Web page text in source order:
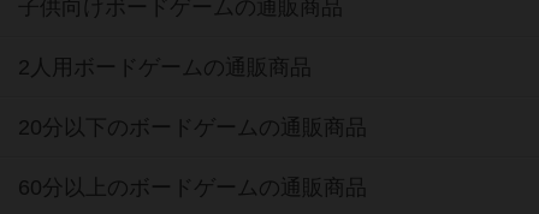
子供向けボードゲームの通販商品
2人用ボードゲームの通販商品
20分以下のボードゲームの通販商品
60分以上のボードゲームの通販商品